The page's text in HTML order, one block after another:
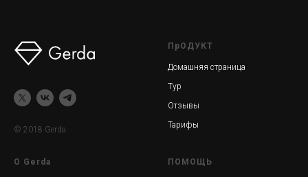
© 2018 Gerda
ПрОДУКТ
Домашняя страница
Тур
Отзывы
Тарифы
О Gerda ПОМОЩЬ